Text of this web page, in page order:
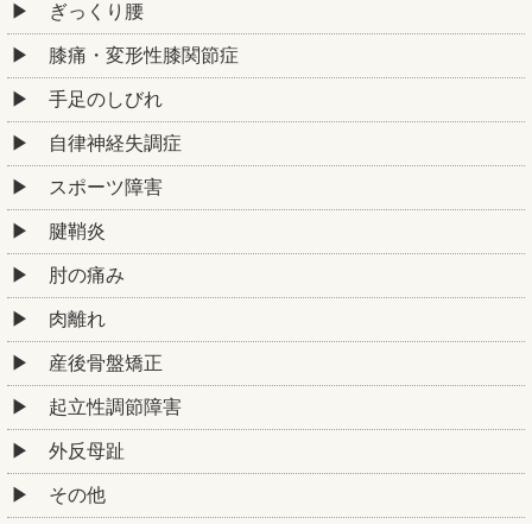
ぎっくり腰
膝痛・変形性膝関節症
手足のしびれ
自律神経失調症
スポーツ障害
腱鞘炎
肘の痛み
肉離れ
産後骨盤矯正
起立性調節障害
外反母趾
その他